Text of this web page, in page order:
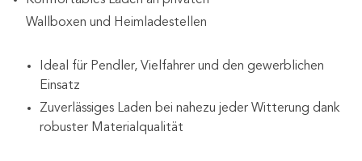
Wallboxen und Heimladestellen
Ideal für Pendler, Vielfahrer und den gewerblichen
Einsatz
Zuverlässiges Laden bei nahezu jeder Witterung dank
robuster Materialqualität